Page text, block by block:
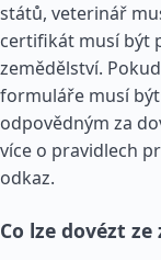
států, veterinář
certifikát musí být
zemědělství.
formuláře musí
odpovědným za
více o pravidlech
odkaz.
Co lze dovézt